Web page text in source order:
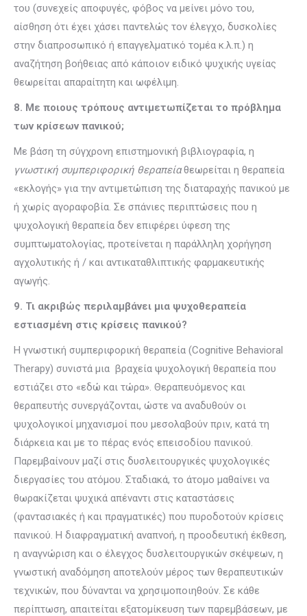
του (συνεχείς αποφυγές, φόβος να μείνει μόνο του,
αίσθηση ότι έχει χάσει παντελώς τον έλεγχο, δυσκολίες
στην διαπροσωπικό ή επαγγελματικό τομέα κ.λ.π.) η
αναζήτηση βοήθειας από κάποιον ειδικό ψυχικής υγείας
θεωρείται απαραίτητη και ωφέλιμη.
8. Με ποιους τρόπους αντιμετωπίζεται το πρόβλημα
των κρίσεων πανικού;
Με βάση τη σύγχρονη επιστημονική βιβλιογραφία, η
γνωστική συμπεριφορική θεραπείαθεωρείται η θεραπεία
«εκλογής» για την αντιμετώπιση της διαταραχής πανικού με
ή χωρίς αγοραφοβία. Σε σπάνιες περιπτώσεις που η
ψυχολογική θεραπεία δεν επιφέρει ύφεση της
συμπτωματολογίας, προτείνεται η παράλληλη χορήγηση
αγχολυτικής ή / και αντικαταθλιπτικής φαρμακευτικής
αγωγής.
9. Τι ακριβώς περιλαμβάνει μια ψυχοθεραπεία
εστιασμένη στις κρίσεις πανικού?
Η γνωστική συμπεριφορική θεραπεία (Cognitive Behavioral
Therapy) συνιστά μια βραχεία ψυχολογική θεραπεία που
εστιάζει στο «εδώ και τώρα». Θεραπευόμενος και
θεραπευτής συνεργάζονται, ώστε να αναδυθούν οι
ψυχολογικοί μηχανισμοί που μεσολαβούν πριν, κατά τη
διάρκεια και με το πέρας ενός επεισοδίου πανικού.
Παρεμβαίνουν μαζί στις δυσλειτουργικές ψυχολογικές
διεργασίες του ατόμου. Σταδιακά, το άτομο μαθαίνει να
θωρακίζεται ψυχικά απέναντι στις καταστάσεις
(φαντασιακές ή και πραγματικές) που πυροδοτούν κρίσεις
πανικού. Η διαφραγματική αναπνοή, η προοδευτική έκθεση,
η αναγνώριση και ο έλεγχος δυσλειτουργικών σκέψεων, η
γνωστική αναδόμηση αποτελούν μέρος των θεραπευτικών
τεχνικών, που δύνανται να χρησιμοποιηθούν. Σε κάθε
περίπτωση, απαιτείται εξατομίκευση των παρεμβάσεων, με